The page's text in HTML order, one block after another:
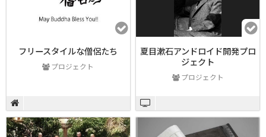
フリースタイルな僧侶たち
プロジェクト
夏目漱石アンドロイド開発プロ
ジェクト
プロジェクト